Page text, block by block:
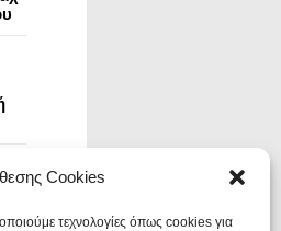
Cookies
τεχνολογίες όπως cookies για